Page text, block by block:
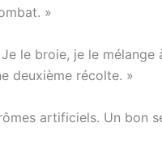
»
le broie, je le mélange
deuxième récolte. »
artificiels. Un bon